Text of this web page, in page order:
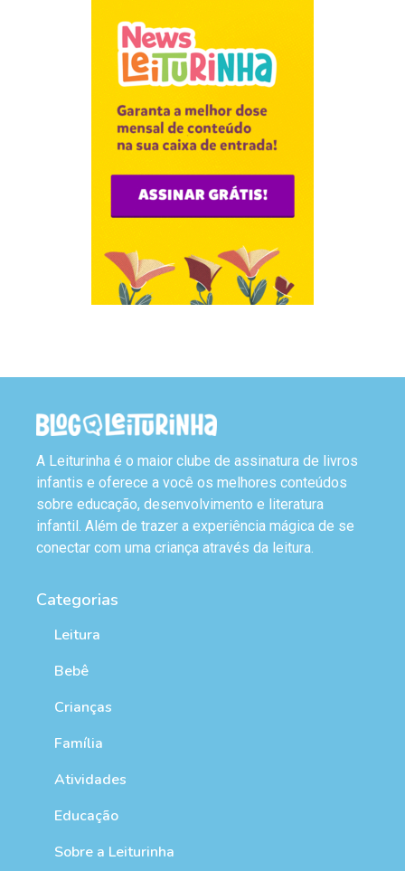
A Leiturinha é o maior clube de assinatura de livros
infantis e oferece a você os melhores conteúdos
sobre educação, desenvolvimento e literatura
infantil. Além de trazer a experiência mágica de se
conectar com uma criança através da leitura.
Categorias
Leitura
Bebê
Crianças
Família
Atividades
Educação
Sobre a Leiturinha